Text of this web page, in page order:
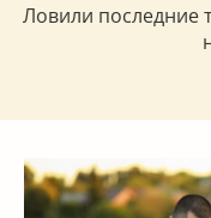
Ловили последние